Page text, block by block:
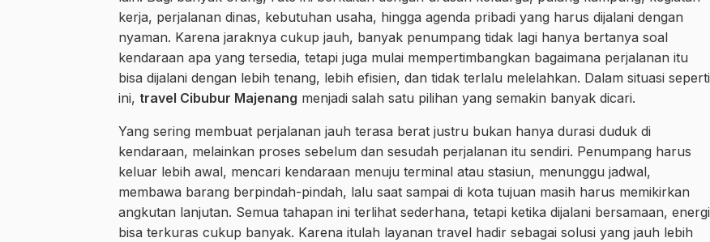
kerja, perjalanan dinas, kebutuhan usaha, hingga agenda pribadi yang harus dijalani dengan
nyaman. Karena jaraknya cukup jauh, banyak penumpang tidak lagi hanya bertanya soal
kendaraan apa yang tersedia, tetapi juga mulai mempertimbangkan bagaimana perjalanan itu
bisa dijalani dengan lebih tenang, lebih efisien, dan tidak terlalu melelahkan. Dalam situasi seperti
ini, travel Cibubur Majenang menjadi salah satu pilihan yang semakin banyak dicari.
Yang sering membuat perjalanan jauh terasa berat justru bukan hanya durasi duduk di
kendaraan, melainkan proses sebelum dan sesudah perjalanan itu sendiri. Penumpang harus
keluar lebih awal, mencari kendaraan menuju terminal atau stasiun, menunggu jadwal,
membawa barang berpindah-pindah, lalu saat sampai di kota tujuan masih harus memikirkan
angkutan lanjutan. Semua tahapan ini terlihat sederhana, tetapi ketika dijalani bersamaan, energi
bisa terkuras cukup banyak. Karena itulah layanan travel hadir sebagai solusi yang jauh lebih